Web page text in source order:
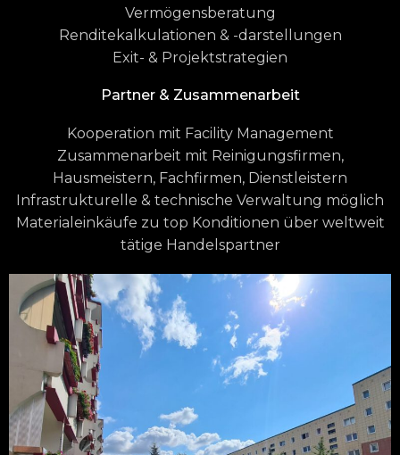
Vermögensberatung
Renditekalkulationen & -darstellungen
Exit- & Projektstrategien
Partner & Zusammenarbeit
Kooperation mit Facility Management
Zusammenarbeit mit Reinigungsfirmen,
Hausmeistern, Fachfirmen, Dienstleistern
Infrastrukturelle & technische Verwaltung möglich
Materialeinkäufe zu top Konditionen über weltweit
tätige Handelspartner